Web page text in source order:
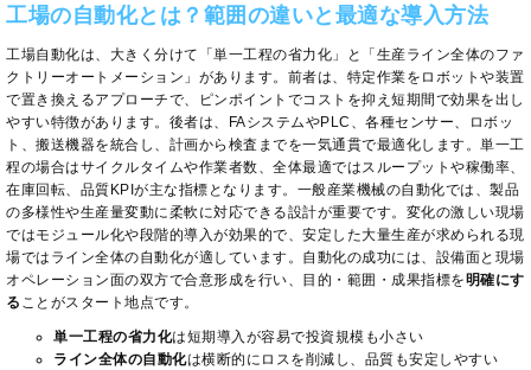
工場の自動化とは？範囲の違いと最適な導入方法
工場自動化は、大きく分けて「単一工程の省力化」と「生産ライン全体のファ
クトリーオートメーション」があります。前者は、特定作業をロボットや装置
で置き換えるアプローチで、ピンポイントでコストを抑え短期間で効果を出し
やすい特徴があります。後者は、FAシステムやPLC、各種センサー、ロボッ
ト、搬送機器を統合し、計画から検査までを一気通貫で最適化します。単一工
程の場合はサイクルタイムや作業者数、全体最適ではスループットや稼働率、
在庫回転、品質KPIが主な指標となります。一般産業機械の自動化では、製品
の多様性や生産量変動に柔軟に対応できる設計が重要です。変化の激しい現場
ではモジュール化や段階的導入が効果的で、安定した大量生産が求められる現
場ではライン全体の自動化が適しています。自動化の成功には、設備面と現場
オペレーション面の双方で合意形成を行い、目的・範囲・成果指標を明確にす
る ことがスタート地点です。
単一工程の省力化は短期導入が容易で投資規模も小さい
ライン全体の自動化は横断的にロスを削減し、品質も安定しやすい